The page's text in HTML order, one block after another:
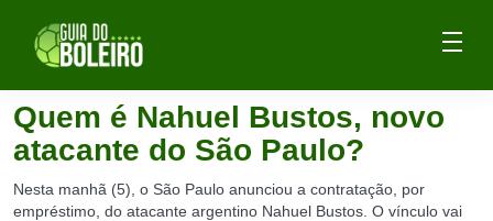
Quem é Nahuel Bustos, novo
atacante do São Paulo?
Nesta manhã (5), o São Paulo anunciou a contratação, por
empréstimo, do atacante argentino Nahuel Bustos. O vínculo vai